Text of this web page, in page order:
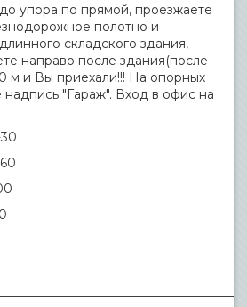
упора по прямой, проезжаете
полотно и
складского здания,
направо после здания(после
м и Вы приехали!!! На опорных
надпись "Гараж". Вход в офис на